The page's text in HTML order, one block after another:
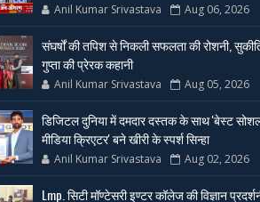
Anil Kumar Srivastava Aug 06, 2026
संघर्षों की तपिश से निकली सफलता की रोशनी,
गुप्ता की प्रेरक कहानी
Anil Kumar Srivastava Aug 05, 2026
डिजिटल दुनिया में दमदार दस्तक के साथ 'बेस्ट
मीडिया क्रिएटर' बने खीरी के स्पर्श सिन्हा
Anil Kumar Srivastava Aug 02, 2026
Lmp. सिटी मॉण्टेसरी इण्टर कॉलेज की विज्ञान